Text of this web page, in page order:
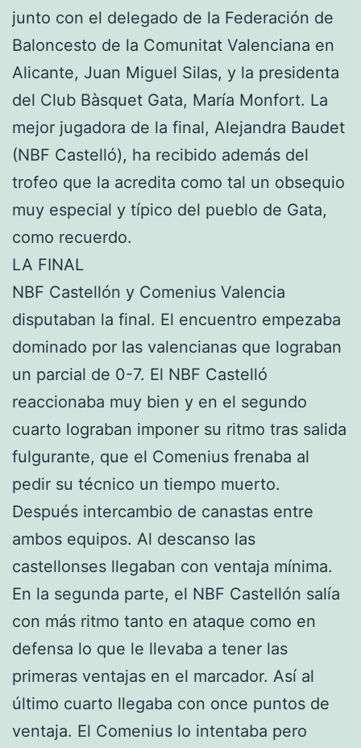
junto con el delegado de la Federación de
Baloncesto de la Comunitat Valenciana en
Alicante, Juan Miguel Silas, y la presidenta
del Club Bàsquet Gata, María Monfort. La
mejor jugadora de la final, Alejandra Baudet
(NBF Castelló), ha recibido además del
trofeo que la acredita como tal un obsequio
muy especial y típico del pueblo de Gata,
como recuerdo.
LA FINAL
NBF Castellón y Comenius Valencia
disputaban la final. El encuentro empezaba
dominado por las valencianas que lograban
un parcial de 0-7. El NBF Castelló
reaccionaba muy bien y en el segundo
cuarto lograban imponer su ritmo tras salida
fulgurante, que el Comenius frenaba al
pedir su técnico un tiempo muerto.
Después intercambio de canastas entre
ambos equipos. Al descanso las
castellonses llegaban con ventaja mínima.
En la segunda parte, el NBF Castellón salía
con más ritmo tanto en ataque como en
defensa lo que le llevaba a tener las
primeras ventajas en el marcador. Así al
último cuarto llegaba con once puntos de
ventaja. El Comenius lo intentaba pero